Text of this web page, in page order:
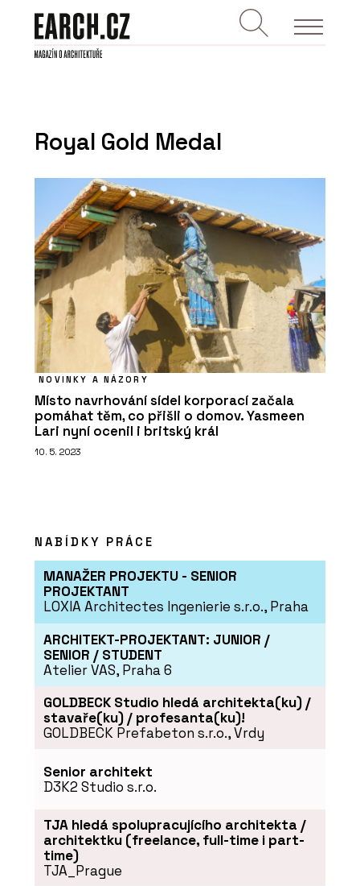
Royal Gold Medal
NOVINKY A NÁZORY
Místo navrhování sídel korporací začala
pomáhat těm, co přišli o domov. Yasmeen
Lari nyní ocenil i britský král
10. 5. 2023
NABÍDKY PRÁCE
MANAŽER PROJEKTU - SENIOR
PROJEKTANT
LOXIA Architectes Ingenierie s.r.o., Praha
ARCHITEKT-PROJEKTANT: JUNIOR /
SENIOR / STUDENT
Atelier VAS, Praha 6
GOLDBECK Studio hledá architekta(ku) /
stavaře(ku) / profesanta(ku)!
GOLDBECK Prefabeton s.r.o., Vrdy
Senior architekt
D3K2 Studio s.r.o.
TJA hledá spolupracujícího architekta /
architektku (freelance, full-time i part-
time)
TJA_Prague